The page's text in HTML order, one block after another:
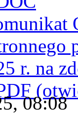
r. na
08:08